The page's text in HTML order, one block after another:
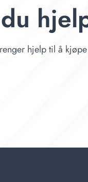
hjelp til å